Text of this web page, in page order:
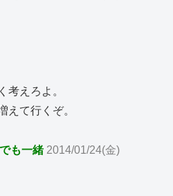
考えろよ。
えて行くぞ。
も一緒 2014/01/24(金)